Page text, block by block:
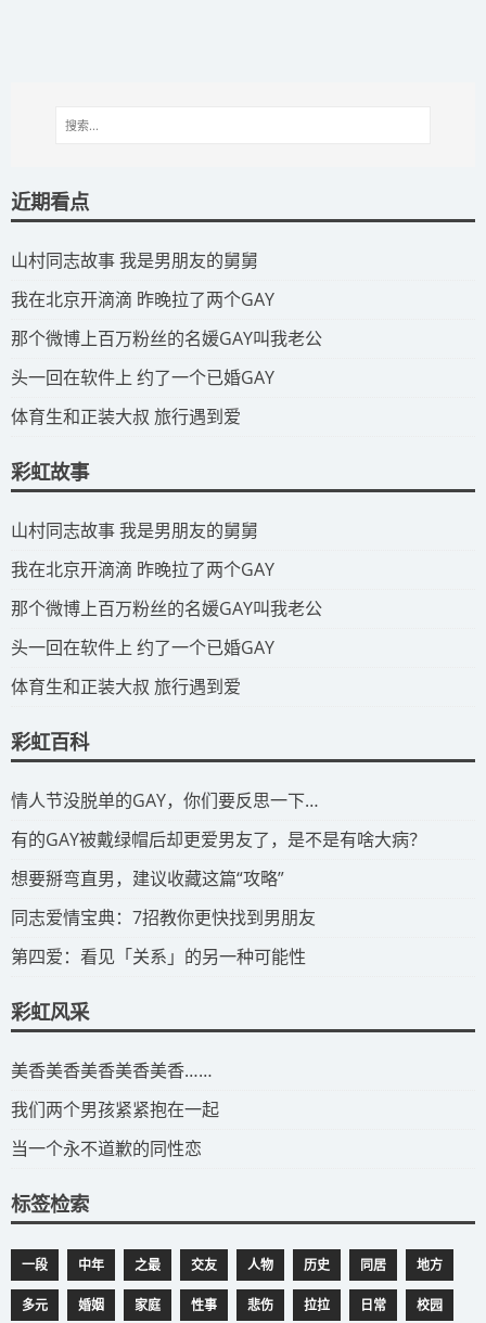
近期看点
​山村同志故事 我是男朋友的舅舅
​我在北京开滴滴 昨晚拉了两个GAY
​那个微博上百万粉丝的名媛GAY叫我老公
​头一回在软件上 约了一个已婚GAY
​体育生和正装大叔 旅行遇到爱
彩虹故事
​山村同志故事 我是男朋友的舅舅
​我在北京开滴滴 昨晚拉了两个GAY
​那个微博上百万粉丝的名媛GAY叫我老公
​头一回在软件上 约了一个已婚GAY
​体育生和正装大叔 旅行遇到爱
彩虹百科
​情人节没脱单的GAY，你们要反思一下…
​有的GAY被戴绿帽后却更爱男友了，是不是有啥大病？
​想要掰弯直男，建议收藏这篇“攻略”
​同志爱情宝典：7招教你更快找到男朋友
​第四爱：看见「关系」的另一种可能性
彩虹风采
​美香美香美香美香美香……
我们两个男孩紧紧抱在一起
当一个永不道歉的同性恋
标签检索
一段 中年 之最 交友 人物 历史 同居 地方
多元 婚姻 家庭 性事 悲伤 拉拉 日常 校园